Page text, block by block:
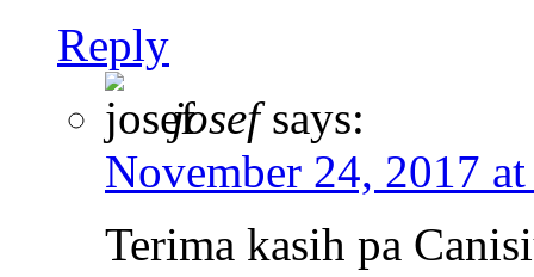
Reply
josef says:
November 24, 2017
Terima kasih pa